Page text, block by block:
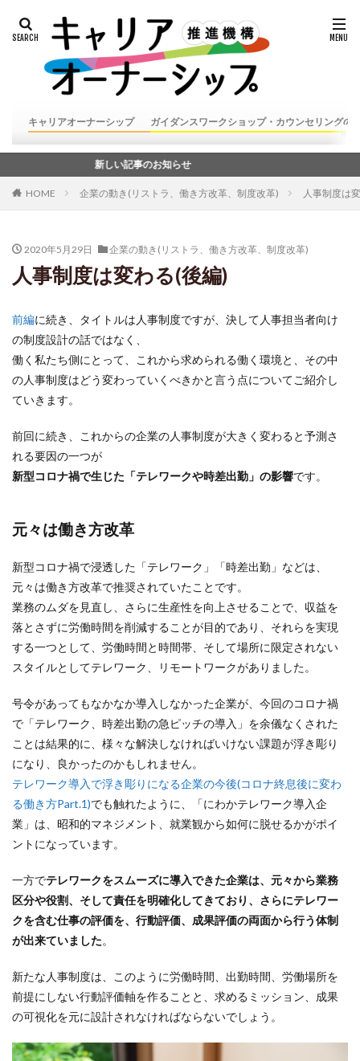
キャリアオーナーシップ ガイダンスワークショップ・カウンセリングの
新しい記事のお知らせ
HOME 企業の動き(リストラ、働き方改革、制度改革) 人事制度は
2020年5月29日 企業の動き(リストラ、働き方改革、制度改革)
人事制度は変わる(後編)
前編に続き、タイトルは人事制度ですが、決して人事担当者向け
の制度設計の話ではなく、
働く私たち側にとって、これから求められる働く環境と、その中
の人事制度はどう変わっていくべきかと言う点についてご紹介し
ていきます。
前回に続き、これからの企業の人事制度が大きく変わると予測さ
れる要因の一つが
新型コロナ禍で生じた「テレワークや時差出勤」の影響です。
元々は働き方改革
新型コロナ禍で浸透した「テレワーク」「時差出勤」などは、
元々は働き方改革で推奨されていたことです。
業務のムダを見直し、さらに生産性を向上させることで、収益を
落とさずに労働時間を削減することが目的であり、それらを実現
する一つとして、労働時間と時間帯、そして場所に限定されない
スタイルとしてテレワーク、リモートワークがありました。
号令があってもなかなか導入しなかった企業が、今回のコロナ禍
で「テレワーク、時差出勤の急ピッチの導入」を余儀なくされた
ことは結果的に、様々な解決しなければいけない課題が浮き彫り
になり、良かったのかもしれません。
テレワーク導入で浮き彫りになる企業の今後(コロナ終息後に変わ
る働き方Part.1)でも触れたように、「にわかテレワーク導入企
業」は、昭和的マネジメント、就業観から如何に脱せるかがポイ
ントになっています。
一方でテレワークをスムーズに導入できた企業は、元々から業務
区分や役割、そして責任を明確化してきており、さらにテレワー
クを含む仕事の評価を、行動評価、成果評価の両面から行う体制
が出来ていました。
新たな人事制度は、このように労働時間、出勤時間、労働場所を
前提にしない行動評価軸を作ることと、求めるミッション、成果
の可視化を元に設計されなければならないでしょう。